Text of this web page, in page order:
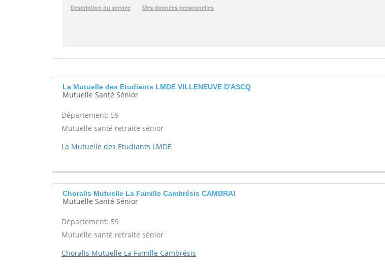
La Mutuelle des Etudiants LMDE VILLENEUVE D'ASCQ
Mutuelle Santé Sénior
Département: 59
Mutuelle santé retraite sénior
La Mutuelle des Etudiants LMDE
Choralis Mutuelle La Famille Cambrésis CAMBRAI
Mutuelle Santé Sénior
Département: 59
Mutuelle santé retraite sénior
Choralis Mutuelle La Famille Cambrésis